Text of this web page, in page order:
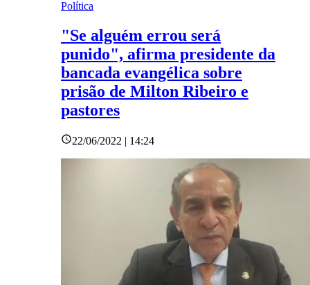
Política
"Se alguém errou será
punido", afirma presidente da
bancada evangélica sobre
prisão de Milton Ribeiro e
pastores
22/06/2022 | 14:24